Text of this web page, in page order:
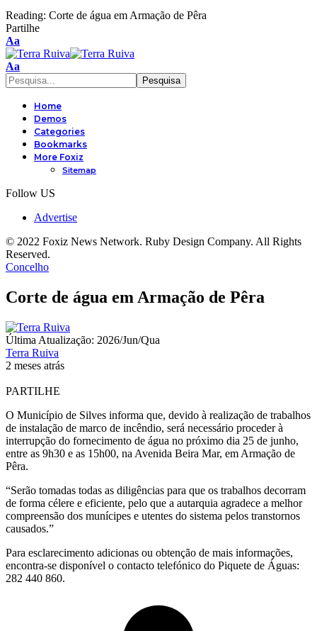
Reading: Corte de água em Armação de Pêra
Partilhe
Font
Resizer
Aa
Font
Resizer
Aa
Home
Demos
Categories
Bookmarks
More Foxiz
Sitemap
Follow US
Advertise
© 2022 Foxiz News Network. Ruby Design Company. All Rights
Reserved.
Concelho
Corte de água em Armação de Pêra
Última Atualização: 2026/Jun/Qua
Terra Ruiva
2 meses atrás
PARTILHE
O Município de Silves informa que, devido à realização de trabalhos
de instalação de marco de incêndio, será necessário proceder à
interrupção do fornecimento de água no próximo dia 25 de junho,
entre as 9h30 e as 15h00, na Avenida Beira Mar, em Armação de
Pêra.
“Serão tomadas todas as diligências para que os trabalhos decorram
de forma célere e eficiente, pelo que a autarquia agradece a melhor
compreensão dos munícipes e utentes do sistema pelos transtornos
causados.”
Para esclarecimento adicionas ou obtenção de mais informações,
encontra-se disponível o contacto telefónico do Piquete de Águas:
282 440 860.